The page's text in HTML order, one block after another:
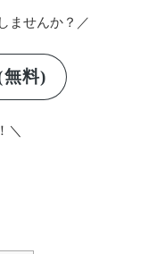
ませんか？／
料)
＼